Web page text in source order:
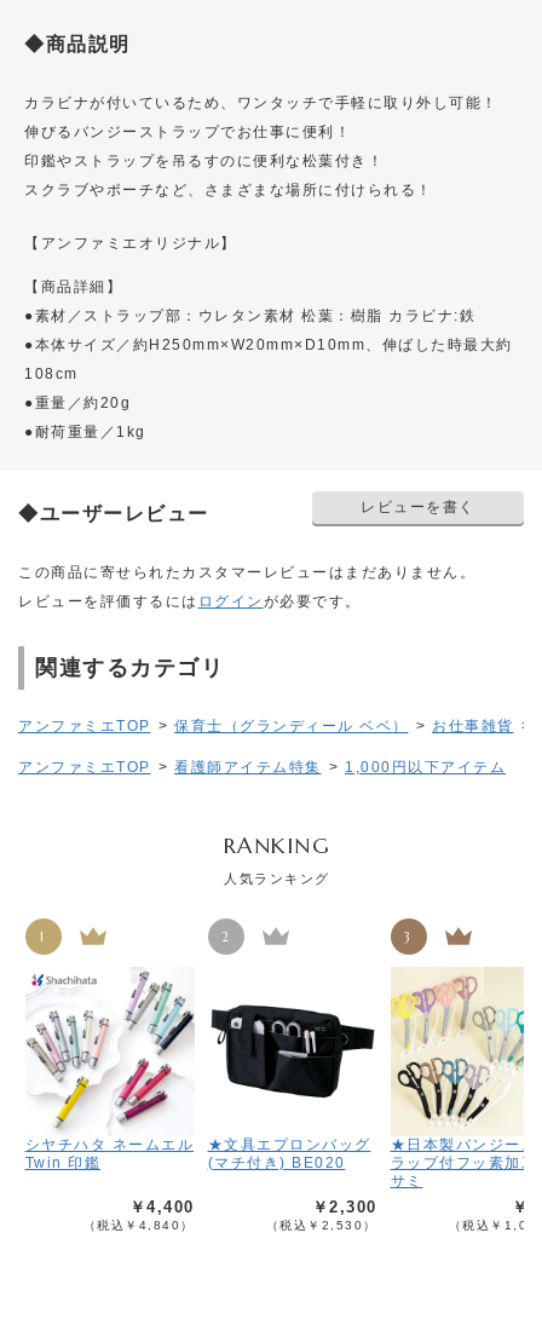
◆商品説明
カラビナが付いているため、ワンタッチで手軽に取り外し可能！
伸びるバンジーストラップでお仕事に便利！
印鑑やストラップを吊るすのに便利な松葉付き！
スクラブやポーチなど、さまざまな場所に付けられる！
【アンファミエオリジナル】
【商品詳細】
●素材／ストラップ部：ウレタン素材 松葉：樹脂 カラビナ:鉄
●本体サイズ／約H250mm×W20mm×D10mm、伸ばした時最大約
108cm
●重量／約20g
●耐荷重量／1kg
◆ユーザーレビュー レビューを書く
この商品に寄せられたカスタマーレビューはまだありません。
レビューを評価するには ログイン が必要です。
関連するカテゴリ
アンファミエTOP > 保育士（グランディール ベベ） > お仕事雑貨 >
アンファミエTOP > 看護師アイテム特集 > 1,000円以下アイテム
RANKING
人気ランキング
1
シヤチハタ ネームエル
Twin 印鑑
￥4,400
（税込￥4,840）
2
★文具エプロンバッグ
(マチ付き) BE020
￥2,300
（税込￥2,530）
3
★日本製バンジース
ラップ付フッ素加工
サミ
￥
（税込￥